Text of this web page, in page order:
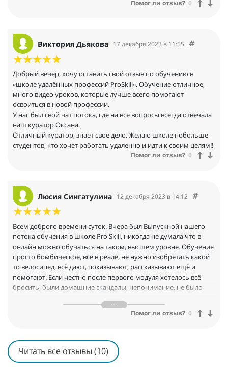
Помог ли отзыв? 0
Виктория Дьякова 17 декабря 2023 в 11:55
Добрый вечер, хочу оставить свой отзыв по обучению в
«школе удалённых профессий ProSkill». Обучение отличное,
много видео уроков, которые лучше всего помогают
освоиться в новой профессии.
У нас был свой чат потока, где на все вопросы всегда отвечала
наш куратор Оксана.
Отличный куратор, знает свое дело. Желаю школе побольше
студентов, кто хочет работать удаленно и идти к своим целям!!
Помог ли отзыв? 0
Люсия Сингатулина 12 декабря 2023 в 14:12
Всем доброго времени суток. Вчера был Выпускной нашего
потока обучения в школе Pro Skill, никогда не думала что в
онлайн можно обучаться на таком, высшем уровне. Обучение
просто бомбическое, всё в реале, не нужно изобретать какой
то велосипед, всё дают, показывают, рассказывают ещё и
помогают. Если честно после первого модуля хотелось всё
бросить, были домашние скандалы, непонимание, не было
школы, за что я им благодарна. Теперь когда я получила
сертификат, мной гордиться вся моя семья.
конца и у Вас всё получится. Здесь Вас всему научат и
поддержат. У нас была необыкновенная куратор Алина,
которая всегда во всем помогала, поддерживала, делала
Помог ли отзыв? 0
Читать все отзывы (10)